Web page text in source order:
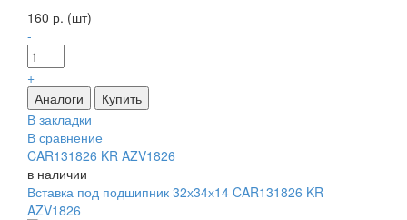
160 р. (шт)
-
+
В закладки
В сравнение
CAR131826 KR AZV1826
в наличии
Вставка под подшипник 32х34х14 CAR131826 KR
AZV1826